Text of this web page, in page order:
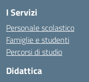
I Servizi
Personale scolastico
Famiglie e studenti
Percorsi di studio
Didattica